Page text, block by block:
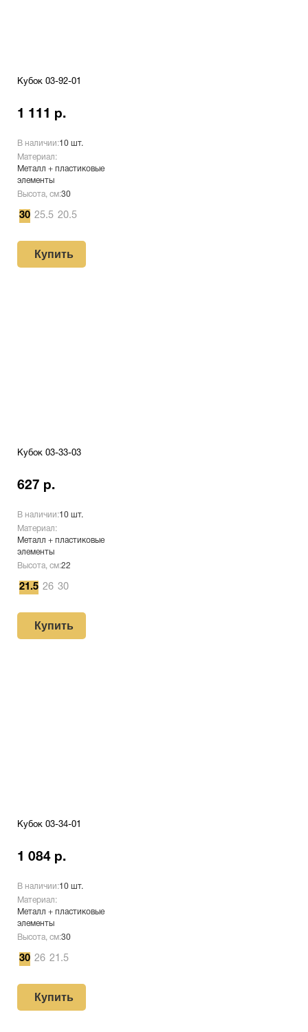
Кубок 03-92-01
1 111 р.
В наличии:10 шт.
Материал:
Металл + пластиковые
элементы
Высота, см:30
30 25.5 20.5
Купить
Кубок 03-33-03
627 р.
В наличии:10 шт.
Материал:
Металл + пластиковые
элементы
Высота, см:22
21.5 26 30
Купить
Кубок 03-34-01
1 084 р.
В наличии:10 шт.
Материал:
Металл + пластиковые
элементы
Высота, см:30
30 26 21.5
Купить